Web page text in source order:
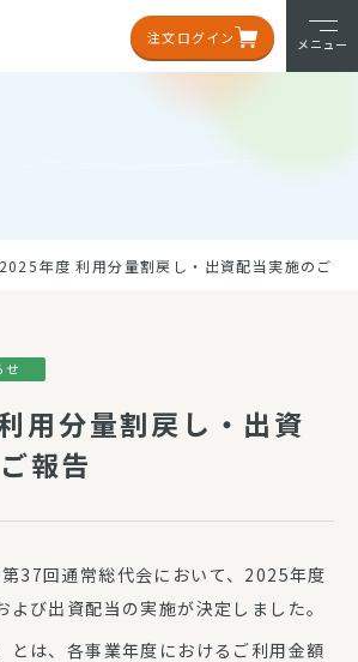
注文ログイン メニュー
2025年度 利用分量割戻し・出資配当実施のご報
せ
用分量割戻し・出資
報告
37回通常総代会において、2025年度
よび出資配当の実施が決定しました。
とは、各事業年度におけるご利用金額